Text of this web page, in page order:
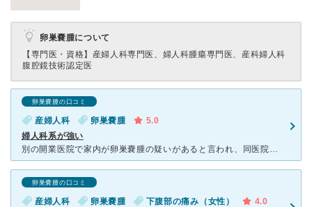
卵巣嚢腫について
【専門医・資格】 産婦人科専門医、婦人科腫瘍専門医、産科婦人科
腹腔鏡技術認定医
卵巣嚢腫の口コミ
産婦人科 卵巣嚢腫
5.0
婦人科系が強い
別の開業医院で家内が卵巣嚢腫の疑いがあると言われ、同医院の推薦で行きました。 検査の結果、やはり卵巣嚢腫で5日間ほど入院して腹腔鏡手術を受けましたが、先生、看護師、受付など事務携帯スタッフも皆さん親
卵巣嚢腫の口コミ
産婦人科 卵巣嚢腫 下腹部の痛み（女性）
4.0